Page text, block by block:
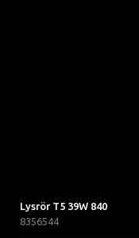
Lysrör T5 39W 840
8356544